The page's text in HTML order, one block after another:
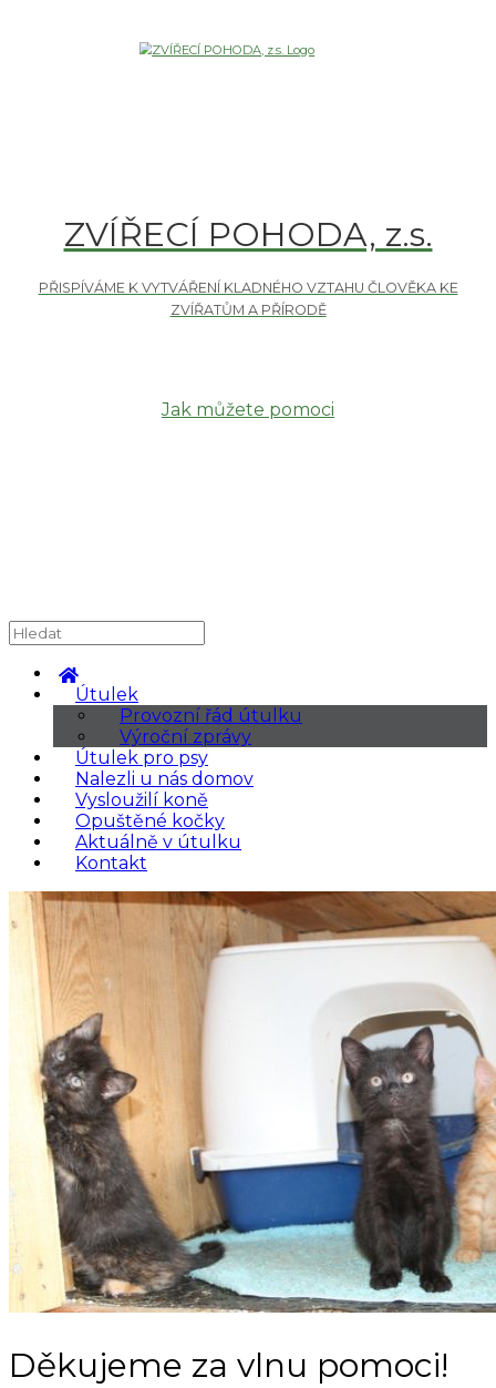
ZVÍŘECÍ POHODA, z.s.
Jak můžete pomoci
Útulek
Provozní řád útulku
Výroční zprávy
Útulek pro psy
Nalezli u nás domov
Vysloužilí koně
Opuštěné kočky
Aktuálně v útulku
Kontakt
Děkujeme za vlnu pomoci!